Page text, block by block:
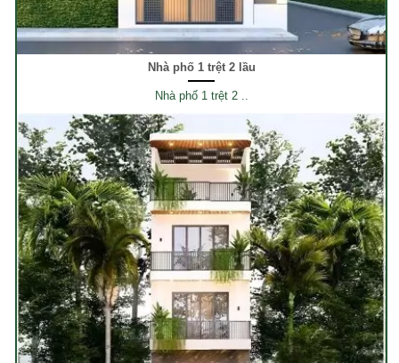
Nhà phố 1 trệt 2 lầu
Nhà phố 1 trệt 2 ..